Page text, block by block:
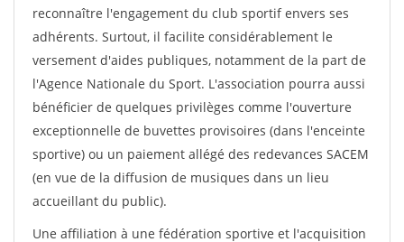
reconnaître l'engagement du club sportif envers ses
adhérents. Surtout, il facilite considérablement le
versement d'aides publiques, notamment de la part de
l'Agence Nationale du Sport. L'association pourra aussi
bénéficier de quelques privilèges comme l'ouverture
exceptionnelle de buvettes provisoires (dans l'enceinte
sportive) ou un paiement allégé des redevances SACEM
(en vue de la diffusion de musiques dans un lieu
accueillant du public).
Une affiliation à une fédération sportive et l'acquisition